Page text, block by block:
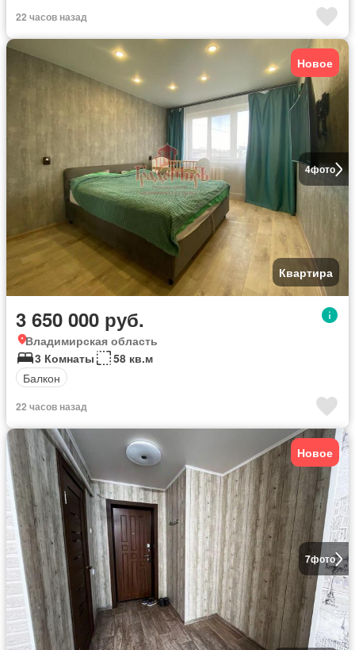
22 часов назад
4фото
Новое
Квартира
3 650 000 руб.
Владимирская область
3 Комнаты
58 кв.м
Балкон
22 часов назад
7фото
Новое